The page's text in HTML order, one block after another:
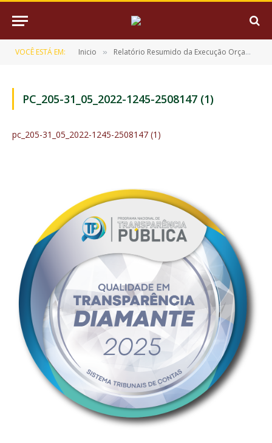
VOCÊ ESTÁ EM: Inicio » Relatório Resumido da Execução Orçamentária (RREO)
PC_205-31_05_2022-1245-2508147 (1)
pc_205-31_05_2022-1245-2508147 (1)